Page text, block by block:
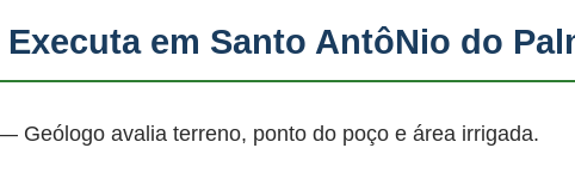
Executa em Santo AntôNio do
Geólogo avalia terreno, ponto do poço e área irrigada.